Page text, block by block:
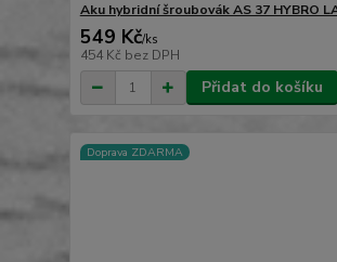
Aku hybridní šroubovák AS 37 HYBRO
549 Kč/ks
454 Kč bez DPH
Přidat do košíku
Doprava ZDARMA